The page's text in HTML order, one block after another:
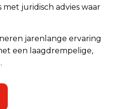
juridisch advies waar
jarenlange ervaring
een laagdrempelige,